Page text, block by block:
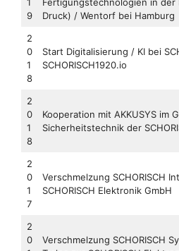
9
Druck) / Wentorf bei Hamburg
2
0
1
8
Start Digitalisierung / KI bei
SCHORISCH1920.io
2
0
1
8
Kooperation mit AKKUSYS im
Sicherheitstechnik der
2
0
1
7
Verschmelzung SCHORISCH
SCHORISCH Elektronik GmbH
2
0
Verschmelzung SCHORISCH